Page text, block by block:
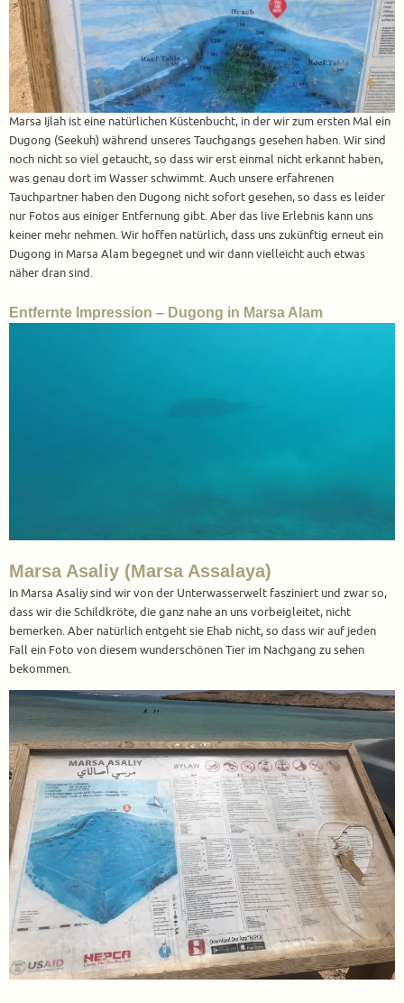
Marsa Ijlah ist eine natürlichen Küstenbucht, in der wir zum ersten Mal ein
Dugong (Seekuh) während unseres Tauchgangs gesehen haben. Wir sind
noch nicht so viel getaucht, so dass wir erst einmal nicht erkannt haben,
was genau dort im Wasser schwimmt. Auch unsere erfahrenen
Tauchpartner haben den Dugong nicht sofort gesehen, so dass es leider
nur Fotos aus einiger Entfernung gibt. Aber das live Erlebnis kann uns
keiner mehr nehmen. Wir hoffen natürlich, dass uns zukünftig erneut ein
Dugong in Marsa Alam begegnet und wir dann vielleicht auch etwas
näher dran sind.
Entfernte Impression – Dugong in Marsa Alam
Marsa Asaliy (Marsa Assalaya)
In Marsa Asaliy sind wir von der Unterwasserwelt fasziniert und zwar so,
dass wir die Schildkröte, die ganz nahe an uns vorbeigleitet, nicht
bemerken. Aber natürlich entgeht sie Ehab nicht, so dass wir auf jeden
Fall ein Foto von diesem wunderschönen Tier im Nachgang zu sehen
bekommen.